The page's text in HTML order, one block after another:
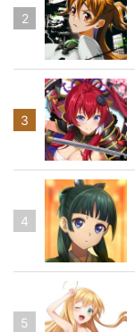
2
3
4
5